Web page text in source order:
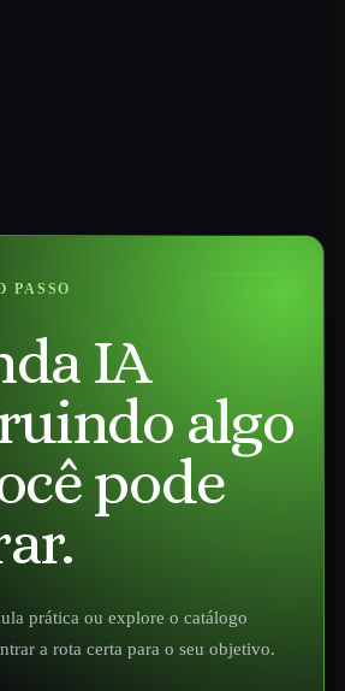
PASSO
IA
algo
pode
prática ou explore o catálogo
a rota certa para o seu objetivo.